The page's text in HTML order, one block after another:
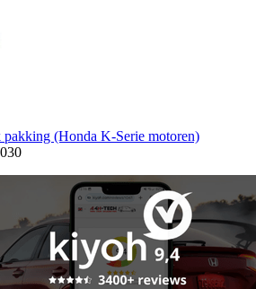
pakking (Honda K-Serie motoren)